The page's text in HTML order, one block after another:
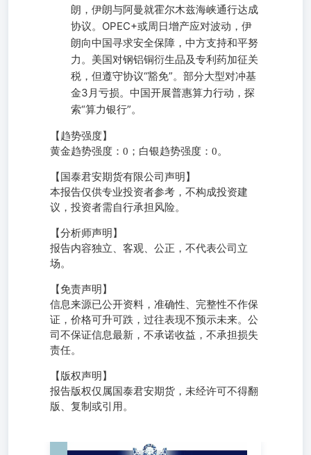
朗，伊朗与阿曼就霍尔木兹海峡通行达成
协议。OPEC+或周日增产应对波动，伊
朗向中国寻求安全保障，中方支持和平努
力。美国对钢铝铜衍生品及专利药加征关
税，但遵守协议“豁免”。部分大型对冲基
金3月亏损。中国开展普惠算力行动，探
索“算力银行”。
【趋势强度】
黄金趋势强度：0；白银趋势强度：0。
【国泰君安期货有限公司声明】
本报告仅供专业投资者参考，不构成投资建
议，投资者需自行承担风险。
【分析师声明】
报告内容独立、客观、公正，不代表公司立
场。
【免责声明】
信息来源已公开资料，准确性、完整性不作保
证，价格可升可跌，过往表现不预示未来。公
司不保证信息最新，不承诺收益，不承担损失
责任。
【版权声明】
报告版权仅属国泰君安期货，未经许可不得翻
版、复制或引用。
黄金：地缘政治局势缓解 白银：震荡回升 刘雨萱投资咨询